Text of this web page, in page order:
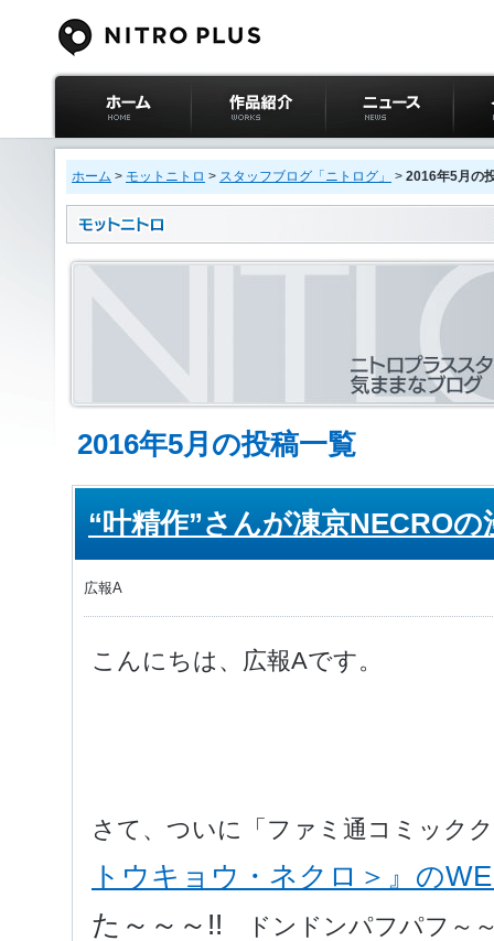
ニトロプラス公式
サイト ホーム
作品紹介 ニュース イベ
ホーム > モットニトロ > スタッフブログ「ニトログ」 > 2016年5月の
2016年5月の投稿一覧
“叶精作”さんが凍京NECRO
広報A
こんにちは、広報Aです。
さて、ついに「ファミ通コミック
トウキョウ・ネクロ＞』の
た～～～!! ドンドンパフパフ～